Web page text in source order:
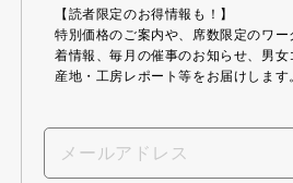
【読者限定のお得情報も！】
特別価格のご案内や、席数限定のワ
着情報、毎月の催事のお知らせ、男女
産地・工房レポート等をお届けします